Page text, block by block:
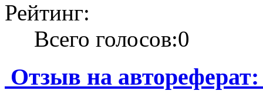
Рейтинг:
Всего голосов:0
Отзыв на